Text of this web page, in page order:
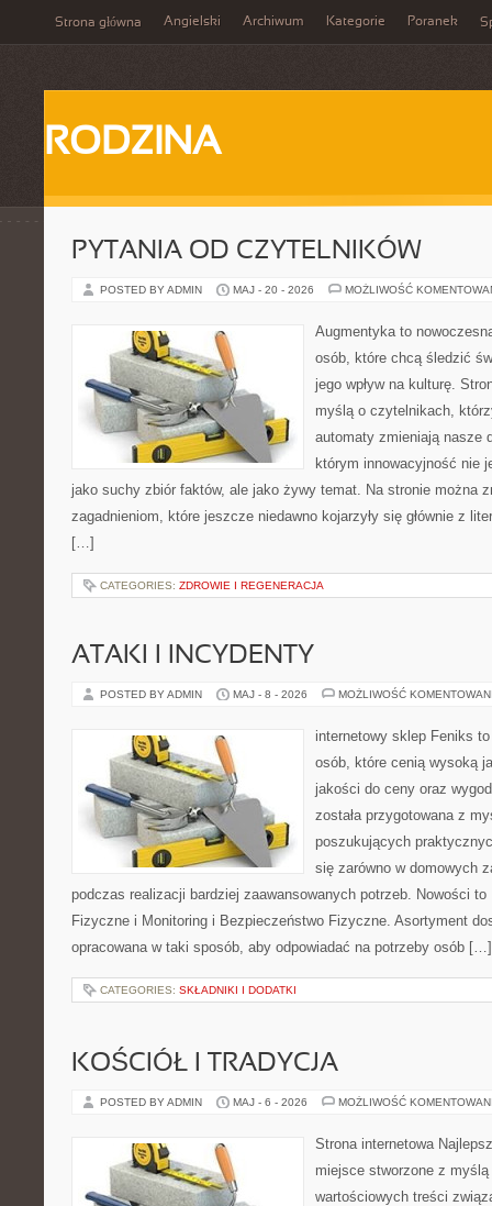
Strona główna Angielski Archiwum Kategorie Poranek
RODZINA
PYTANIA OD CZYTELNIKÓW
POSTED BY ADMIN MAJ - 20 - 2026 MOŻLIWOŚĆ
Augmentyka to
osób, które chcą śledzić
jego wpływ na kulturę.
myślą o czytelnikach,
automaty zmieniają nasze
którym innowacyjność nie
jako suchy zbiór faktów, ale jako żywy temat. Na stronie można
zagadnieniom, które jeszcze niedawno kojarzyły się głównie z
[…]
CATEGORIES: ZDROWIE I REGENERACJA
ATAKI I INCYDENTY
POSTED BY ADMIN MAJ - 8 - 2026 MOŻLIWOŚĆ
internetowy sklep Feniks
osób, które cenią wysoką
jakości do ceny oraz
została przygotowana z
poszukujących
się zarówno w domowych
podczas realizacji bardziej zaawansowanych potrzeb. Nowości
Fizyczne i Monitoring i Bezpieczeństwo Fizyczne. Asortyment
opracowana w taki sposób, aby odpowiadać na potrzeby osób […]
CATEGORIES: SKŁADNIKI I DODATKI
KOŚCIÓŁ I TRADYCJA
POSTED BY ADMIN MAJ - 6 - 2026 MOŻLIWOŚĆ
Strona internetowa
miejsce stworzone z
wartościowych treści